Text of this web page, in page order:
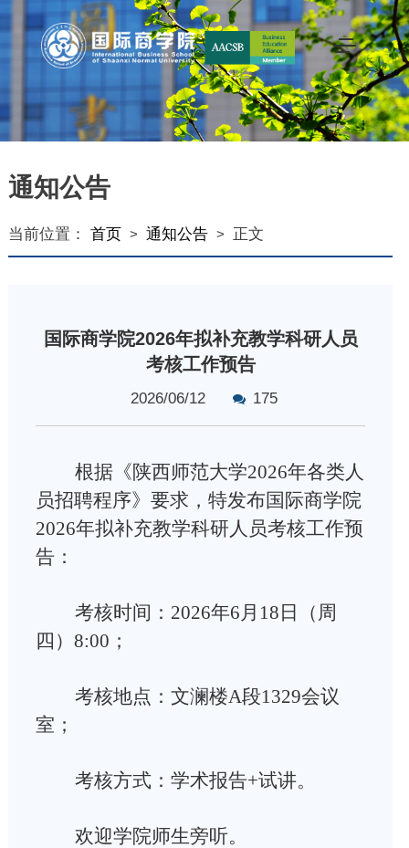
通知公告
当前位置： 首页 > 通知公告 > 正文
国际商学院2026年拟补充教学科研人员
考核工作预告
2026/06/12 175
根据《陕西师范大学2026年各类人
员招聘程序》要求，特发布国际商学院
2026年拟补充教学科研人员考核工作预
告：
考核时间： 2026年6月 18 日（周
四）8:00 ；
考核地点：文澜楼A段1329会议
室；
考核方式：学术报告+试讲。
欢迎学院师生旁听。